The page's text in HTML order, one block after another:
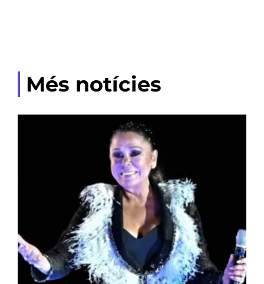
Més notícies